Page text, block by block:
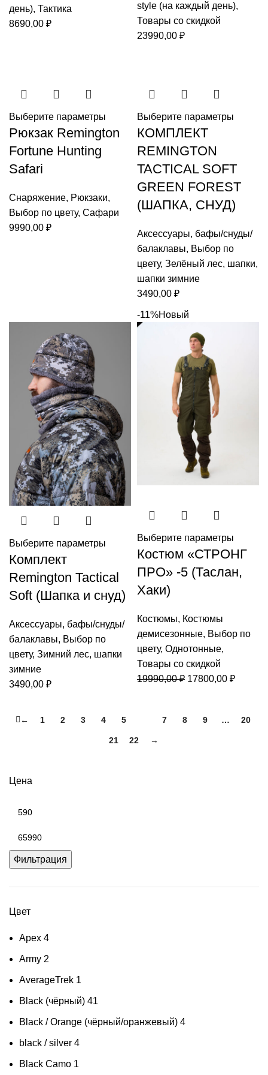
Цена
Фильтрация
Цвет
Apex 4
Army 2
AverageTrek 1
Black (чёрный) 41
Black / Orange (чёрный/оранжевый) 4
black / silver 4
Black Camo 1
день), Тактика
8690,00 ₽
style (на каждый день),
Товары со скидкой
23990,00 ₽
Выберите параметры
Рюкзак Remington
Fortune Hunting
Safari
Снаряжение, Рюкзаки,
Выбор по цвету, Сафари
9990,00 ₽
Выберите параметры
КОМПЛЕКТ
REMINGTON
TACTICAL SOFT
GREEN FOREST
(ШАПКА, СНУД)
Аксессуары, бафы/снуды/
балаклавы, Выбор по
цвету, Зелёный лес, шапки,
шапки зимние
3490,00 ₽
Выберите параметры
Комплект
Remington Tactical
Soft (Шапка и снуд)
Аксессуары, бафы/снуды/
балаклавы, Выбор по
цвету, Зимний лес, шапки
зимние
3490,00 ₽
-11%Новый
Выберите параметры
Костюм «СТРОНГ
ПРО» -5 (Таслан,
Хаки)
Костюмы, Костюмы
демисезонные, Выбор по
цвету, Однотонные,
Товары со скидкой
19990,00₽ Первоначальная
19990,00 ₽.
17800,00 ₽
← 1 2 3 4 5 7 8 9 … 20
21 22 →